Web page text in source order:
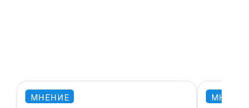
МНЕНИЕ